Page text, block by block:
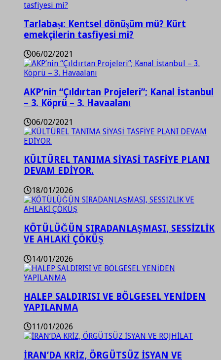
Tarlabaşı: Kentsel dönüşüm mü? Kürt
emekçilerin tasfiyesi mi?
06/02/2021
AKP’nin “Çıldırtan Projeleri”; Kanal İstanbul
– 3. Köprü – 3. Havaalanı
06/02/2021
KÜLTÜREL TANIMA SİYASİ TASFİYE PLANI
DEVAM EDİYOR.
18/01/2026
KÖTÜLÜĞÜN SIRADANLAŞMASI, SESSİZLİK
VE AHLAKİ ÇÖKÜŞ
14/01/2026
HALEP SALDIRISI VE BÖLGESEL YENİDEN
YAPILANMA
11/01/2026
İRAN’DA KRİZ, ÖRGÜTSÜZ İSYAN VE